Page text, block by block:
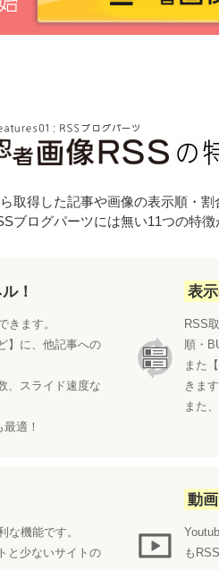
取得した記事や画像の表示順・
ブログパーツには無い11つの特徴
！
きます。
】に、他記事への
、スライド速度な
適！
表
RSS
順・
また
きます
また
な機能です。
と少ないサイトの
動
も